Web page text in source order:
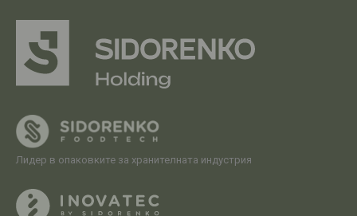
Лидер в опаковките за хранителната индустрия